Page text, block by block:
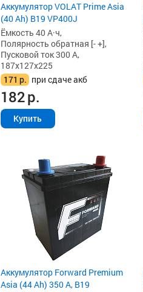
Аккумулятор VOLAT Prime Asia
(40 Ah) B19 VP400J
Ёмкость 40 А·ч,
Полярность обратная [- +],
Пусковой ток 300 А,
187x127x225
171 р. при сдаче акб
182р.
Купить
Аккумулятор Forward Premium
Asia (44 Ah) 350 А, B19